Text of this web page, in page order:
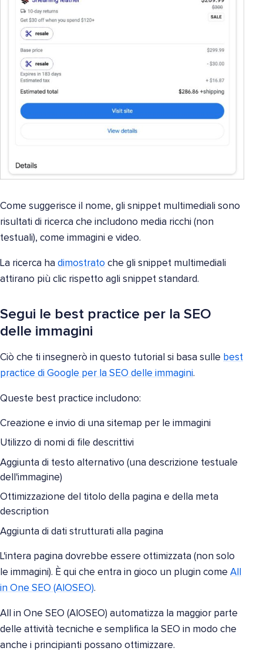
Come suggerisce il nome, gli snippet multimediali sono
risultati di ricerca che includono media ricchi (non
testuali), come immagini e video.
La ricerca ha dimostrato che gli snippet multimediali
attirano più clic rispetto agli snippet standard.
Segui le best practice per la SEO
delle immagini
Ciò che ti insegnerò in questo tutorial si basa sulle best
practice di Google per la SEO delle immagini.
Queste best practice includono:
Creazione e invio di una sitemap per le immagini
Utilizzo di nomi di file descrittivi
Aggiunta di testo alternativo (una descrizione testuale
dell'immagine)
Ottimizzazione del titolo della pagina e della meta
description
Aggiunta di dati strutturati alla pagina
L'intera pagina dovrebbe essere ottimizzata (non solo
le immagini). È qui che entra in gioco un plugin come All
in One SEO (AIOSEO).
All in One SEO (AIOSEO) automatizza la maggior parte
delle attività tecniche e semplifica la SEO in modo che
anche i principianti possano ottimizzare.